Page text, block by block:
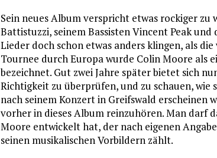
Sein neues Album verspricht etwas rockiger
Battistuzzi, seinem Bassisten Vincent Peak
Lieder doch schon etwas anders klingen, als
Tournee durch Europa wurde Colin Moore als
bezeichnet. Gut zwei Jahre später bietet sich
Richtigkeit zu überprüfen, und zu schauen, wie
nach seinem Konzert in Greifswald
vorher in dieses Album reinzuhören. Man darf
Moore entwickelt hat, der nach eigenen
seinen musikalischen Vorbildern zählt.